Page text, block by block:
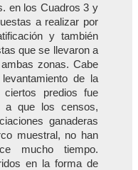
en los Cuadros 3 y
a realizar por
y también
que se llevaron a
zonas. Cabe
de la
predios fue
a que los censos,
ganaderas
muestral, no han
mucho tiempo.
en la forma de